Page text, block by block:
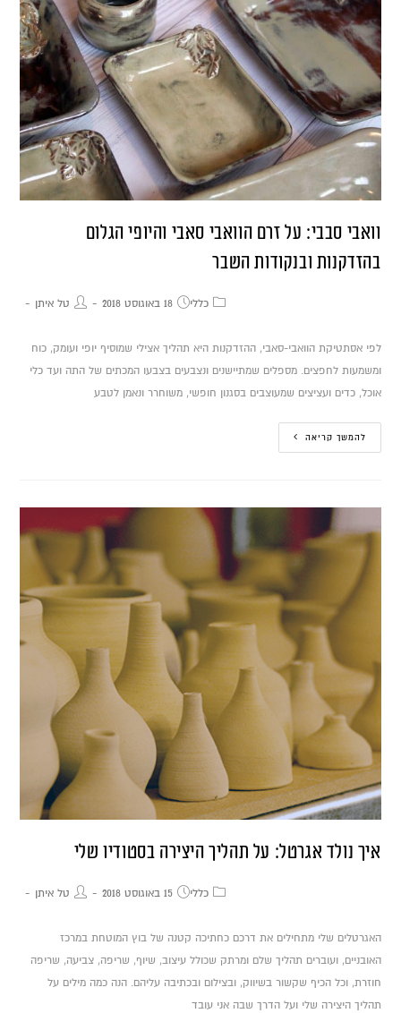
וואבי סבבי: על זרם הוואבי סאבי והיופי הגלום
בהזדקנות ובנקודות השבר
טל איתן 18 באוגוסט 2018 כללי
לפי אסתטיקת הוואבי-סאבי, ההזדקנות היא תהליך אצילי שמוסיף יופי ועומק, כוח
ומשמעות לחפצים. מספלים שמתיישנים ונצבעים בצבעו המכתים של התה ועד כלי
אוכל, כדים ועציצים שמעוצבים בסגנון חופשי, משוחרר ונאמן לטבע
להמשך קריאה
איך נולד אגרטל: על תהליך היצירה בסטודיו שלי
טל איתן 15 באוגוסט 2018 כללי
האגרטלים שלי מתחילים את דרכם כחתיכה קטנה של בוץ המוטחת במרכז
האובניים, ועוברים תהליך שלם ומרתק שכולל עיצוב, שיוף, שריפה, צביעה, שריפה
חוזרת, וכל הכיף שקשור בשיווק, ובצילום ובכתיבה עליהם. הנה כמה מילים על
תהליך היצירה שלי ועל הדרך שבה אני עובד